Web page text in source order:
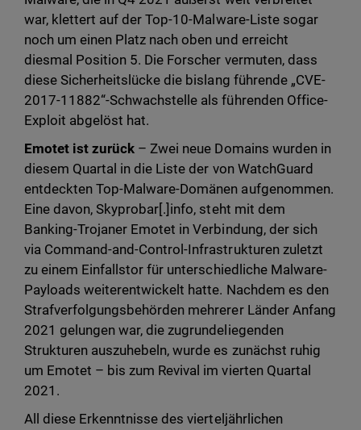
war, klettert auf der Top-10-Malware-Liste sogar
noch um einen Platz nach oben und erreicht
diesmal Position 5. Die Forscher vermuten, dass
diese Sicherheitslücke die bislang führende „CVE-
2017-11882“-Schwachstelle als führenden Office-
Exploit abgelöst hat.
Emotet ist zurück – Zwei neue Domains wurden in
diesem Quartal in die Liste der von WatchGuard
entdeckten Top-Malware-Domänen aufgenommen.
Eine davon, Skyprobar[.]info, steht mit dem
Banking-Trojaner Emotet in Verbindung, der sich
via Command-and-Control-Infrastrukturen zuletzt
zu einem Einfallstor für unterschiedliche Malware-
Payloads weiterentwickelt hatte. Nachdem es den
Strafverfolgungsbehörden mehrerer Länder Anfang
2021 gelungen war, die zugrundeliegenden
Strukturen auszuhebeln, wurde es zunächst ruhig
um Emotet – bis zum Revival im vierten Quartal
2021.
All diese Erkenntnisse des vierteljährlichen